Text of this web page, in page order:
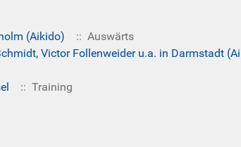
(Aikido)
:: Auswärts
Victor Follenweider u.a. in Darmstadt
:: Training